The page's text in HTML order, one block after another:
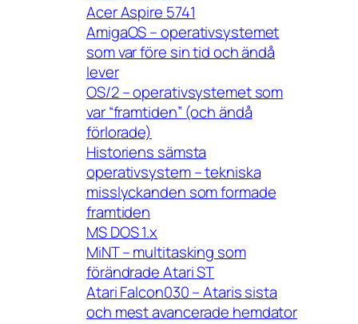
Acer Aspire 5741
AmigaOS – operativsystemet
som var före sin tid och ändå
lever
OS/2 – operativsystemet som
var “framtiden” (och ändå
förlorade)
Historiens sämsta
operativsystem – tekniska
misslyckanden som formade
framtiden
MS DOS 1.x
MiNT – multitasking som
förändrade Atari ST
Atari Falcon030 – Ataris sista
och mest avancerade hemdator